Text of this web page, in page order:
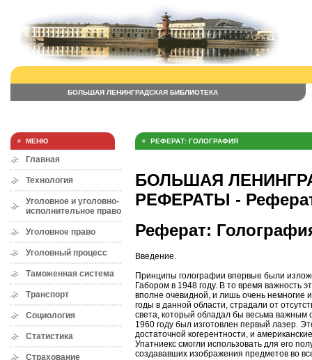
БОЛЬШАЯ ЛЕНИНГРАДСКАЯ БИБЛИОТЕКА
МЕНЮ
Главная
Технология
Уголовное и уголовно-
исполнительное право
Уголовное право
Уголовный процесс
Таможенная система
Транспорт
Социология
Статистика
Страхование
РЕФЕРАТ: ГОЛОГРАФИЯ
БОЛЬШАЯ
РЕФЕРАТЫ -
Реферат:
Введение.
Принципы голографии впервые были
Габором в 1948 году. В то время важность
вполне очевидной, и лишь очень немногие
годы в данной области, страдали от
света, который обладал бы весьма важным
1960 году был изготовлен первый лазер.
достаточной когерентности, и
Упатниекс смогли использовать для его
создававших изображения предметов во